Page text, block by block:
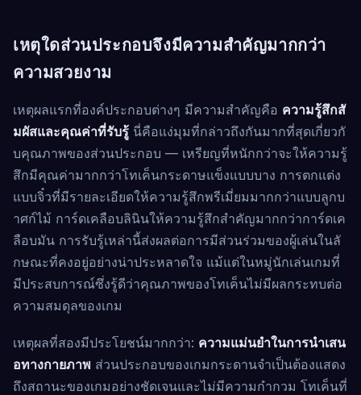
เหตุใดส่วนประกอบจึงมีความสำคัญมากกว่า
ความสวยงาม
เหตุผลแรกที่องค์ประกอบต่างๆ มีความสำคัญคือ ความรู้สึกสั
มผัสและคุณค่าที่รับรู้ นี่คือแง่มุมที่กล่าวถึงกันมากที่สุดเกี่ยวกั
บคุณภาพของส่วนประกอบ — เหรียญที่หนักกว่าจะให้ความรู้
สึกมีคุณค่ามากกว่าโทเค็นกระดาษแข็งแบบบาง การตกแต่ง
แบบจิ๋วที่มีรายละเอียดให้ความรู้สึกพรีเมี่ยมมากกว่าแบบลูกบ
าศก์ไม้ การ์ดเคลือบลินินให้ความรู้สึกสำคัญมากกว่าการ์ดเค
ลือบมัน การรับรู้เหล่านี้ส่งผลต่อการมีส่วนร่วมของผู้เล่นในลั
กษณะที่คงอยู่อย่างน่าประหลาดใจ แม้แต่ในหมู่นักเล่นเกมที่
มีประสบการณ์ซึ่งรู้ดีว่าคุณภาพของโทเค็นไม่มีผลกระทบต่อ
ความสมดุลของเกม
เหตุผลที่สองมีประโยชน์มากกว่า: ความแม่นยำในการนำเสน
อทางกายภาพ ส่วนประกอบของเกมกระดานจำเป็นต้องแสดง
ถึงสถานะของเกมอย่างชัดเจนและไม่มีความกำกวม โทเค็นที่